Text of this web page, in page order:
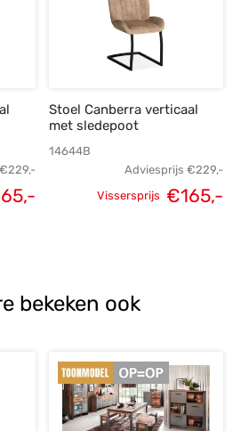
€229,-
Huidige
Stoel Canberra verticaal
met sledepoot
14644B
Adviesprijs €229,-
Oorspronkelijke
Vissersprijs €165,-
bekeken ook